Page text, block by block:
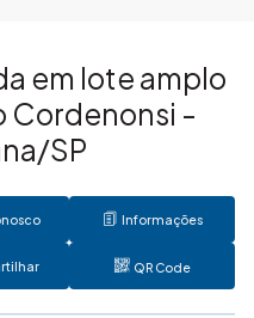
em lote amplo
Cordenonsi -
SP
Informações
QR Code